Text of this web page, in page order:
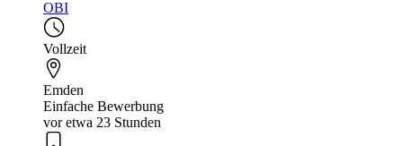
OBI
Vollzeit
Emden
Einfache Bewerbung
vor etwa 23 Stunden